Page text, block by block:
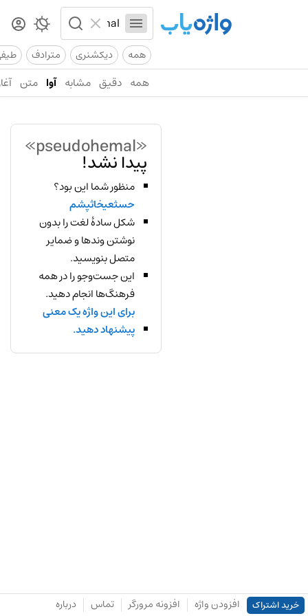
همه دیکشنری مترادف
همه دقیق مشابه آوا متن
«pseudohemal»
پیدا نشد!
منظور شما این بود؟
حسثعیخاثپشم
شکل سادهٔ لغت را بدون
نوشتن وندها و ضمایر
متصل بنویسید.
این جست‌وجو را در همه
فرهنگ‌ها انجام دهید.
برای این واژه یک معنی
پیشنهاد دهید.
خرید اشتراک افزودن واژه افزونه مرورگر تماس درباره